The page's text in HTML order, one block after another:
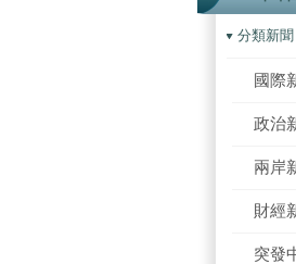
分類新聞
國際
政治
兩岸
財經
突發